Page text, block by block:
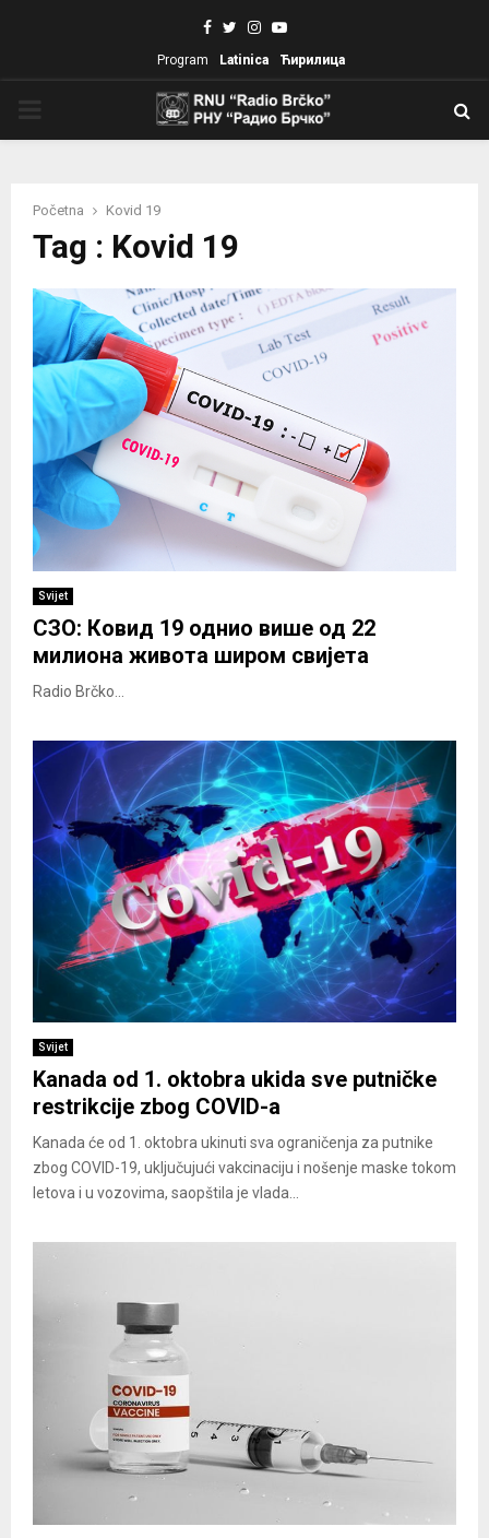
Facebook
TwitterInstagram
Youtube
Program Latinica Ћирилица
Početna Kovid 19
Tag : Kovid 19
Svijet
СЗО: Ковид 19 однио више од 22
милиона живота широм свијета
Radio Brčko...
Svijet
Kanada od 1. oktobra ukida sve putničke
restrikcije zbog COVID-a
Kanada će od 1. oktobra ukinuti sva ograničenja za putnike
zbog COVID-19, uključujući vakcinaciju i nošenje maske tokom
letova i u vozovima, saopštila je vlada...